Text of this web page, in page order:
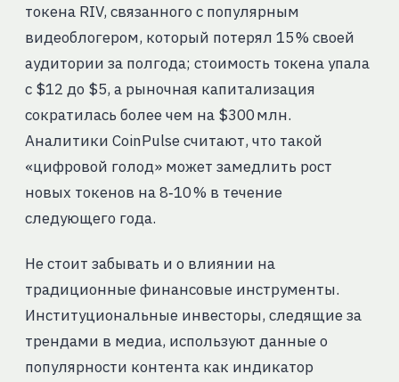
токена RIV, связанного с популярным
видеоблогером, который потерял 15 % своей
аудитории за полгода; стоимость токена упала
с $12 до $5, а рыночная капитализация
сократилась более чем на $300 млн.
Аналитики CoinPulse считают, что такой
«цифровой голод» может замедлить рост
новых токенов на 8‑10 % в течение
следующего года.
Не стоит забывать и о влиянии на
традиционные финансовые инструменты.
Институциональные инвесторы, следящие за
трендами в медиа, используют данные о
популярности контента как индикатор